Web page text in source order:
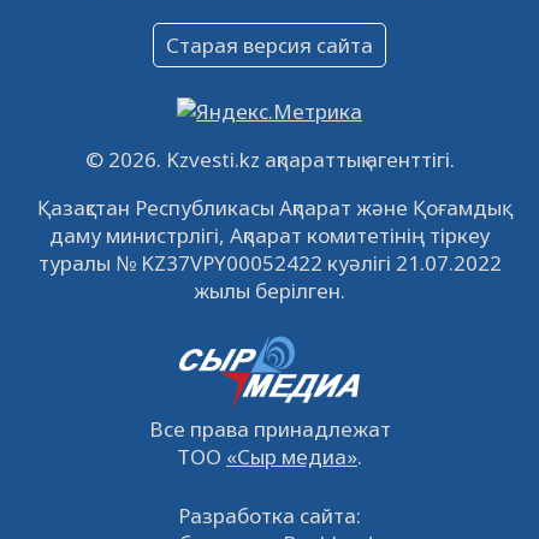
Объявление
09.12.2022
Свободные рабочие места
встречу с инвесторами в Кызылорде 22
ноября
21.11.2022 14962 0
© 2026. Kzvesti.kz ақпараттық агенттігі.
Қазақстан Республикасы Ақпарат және Қоғамдық
даму министрлігі, Ақпарат комитетінің тіркеу
туралы № KZ37VPY00052422 куәлігі 21.07.2022
жылы берілген.
Все права принадлежат
ТОО «Сыр медиа».
Старая версия сайта
Разработка сайта: